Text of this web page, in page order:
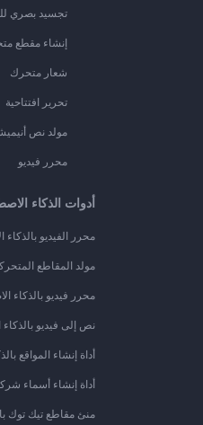
تجسيد بصري
إنشاء مقطع
شعار متحرك
تحرير افتتاحية
مولد نص
محرر فيديو
أدوات الذكاء
محرر الفيديو
مولد المقاطع
محرر فيديو بالذكاء
نص إلى فيديو
أداة إنشاء المواقع
أداة إنشاء أسماء
منئ مقاطع تيك توك